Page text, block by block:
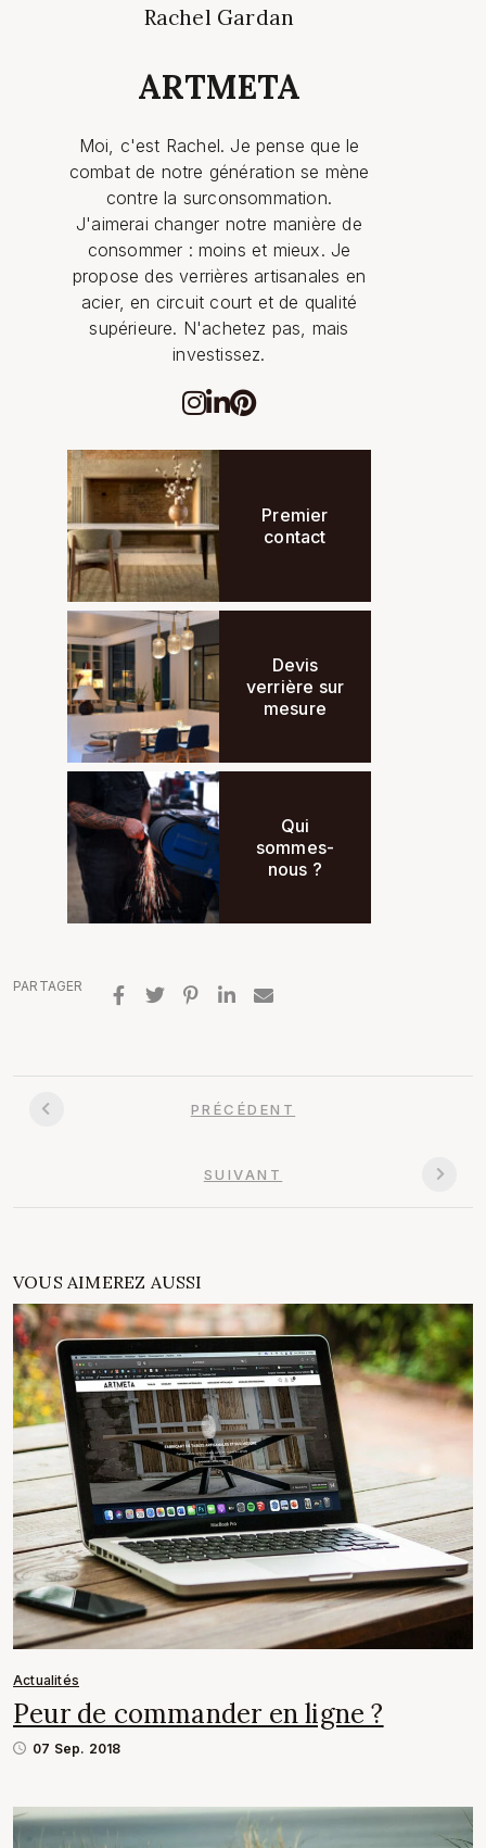
Rachel Gardan
ARTMETA
Moi, c'est Rachel. Je pense que le
combat de notre génération se mène
contre la surconsommation.
J'aimerai changer notre manière de
consommer : moins et mieux. Je
propose des verrières artisanales en
acier, en circuit court et de qualité
supérieure. N'achetez pas, mais
investissez.
Premier
contact
Devis
verrière sur
mesure
Qui
sommes-
nous ?
PARTAGER
PRÉCÉDENT
SUIVANT
VOUS AIMEREZ AUSSI
Actualités
Peur de commander en ligne ?
07 Sep. 2018